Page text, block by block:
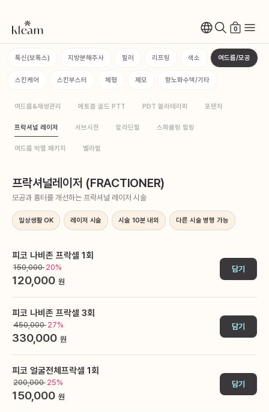
0
톡신(보톡스) 지방분해주사 필러 리프팅 색소 여드름/모공
스킨케어 스킨부스터 체형 제모 항노화수액/기타
여드름&재생관리 에토좀 골드 PTT PDT 쏠라테라피 포텐자
프락셔널 레이저 서브시전 알라딘필 스파큘링 필링
여드름 박멸 패키지 벨라필
프락셔널레이저 (FRACTIONER)
모공과 흉터를 개선하는 프락셔널 레이저 시술
일상생활 OK 레이저 시술 시술 10분 내외 다른 시술 병행 가능
피코 나비존 프락셀 1회
150,000 20%
120,000 원
담기
피코 나비존 프락셀 3회
450,000 27%
330,000 원
담기
피코 얼굴전체프락셀 1회
200,000 25%
150,000 원
담기